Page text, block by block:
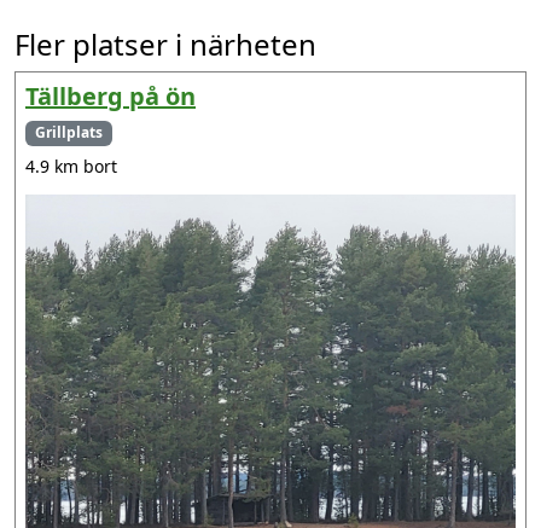
Fler platser i närheten
Tällberg på ön
Grillplats
4.9 km bort